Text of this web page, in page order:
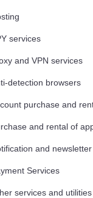
services
and VPN services
detection browsers
purchase and
and rental of
and
Services
services and utilities